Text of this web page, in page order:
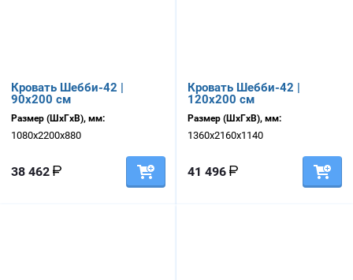
Кровать Шебби-42 |
90х200 см
Размер (ШхГхВ), мм:
1080х2200х880
38 462
Кровать Шебби-42 |
120х200 см
Размер (ШхГхВ), мм:
1360х2160х1140
41 496